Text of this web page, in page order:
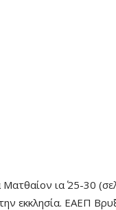
ια΄ 25-30
εκκλησία. ΕΑΕΠ